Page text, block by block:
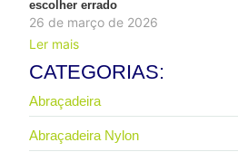
escolher errado
26 de março de 2026
Ler mais
CATEGORIAS:
Abraçadeira
Abraçadeira Nylon